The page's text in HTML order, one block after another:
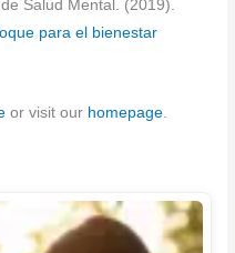
Salud Mental. (2019).
para el bienestar
or visit our homepage.